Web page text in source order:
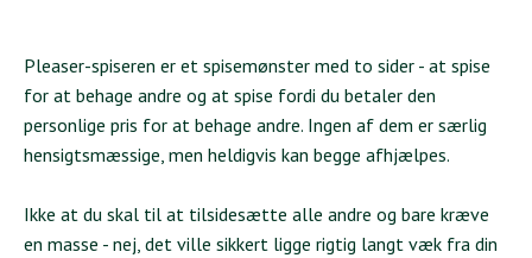
Pleaser-spiseren er et spisemønster med to sider - at spise
for at behage andre og at spise fordi du betaler den
personlige pris for at behage andre. Ingen af dem er særlig
hensigtsmæssige, men heldigvis kan begge afhjælpes.
Ikke at du skal til at tilsidesætte alle andre og bare kræve
en masse - nej, det ville sikkert ligge rigtig langt væk fra din